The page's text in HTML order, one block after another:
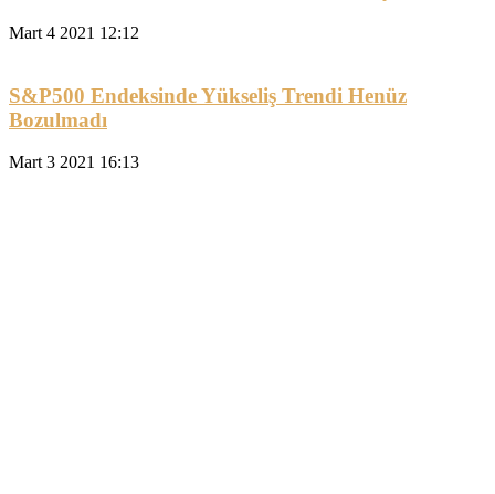
Mart 4 2021 12:12
S&P500 Endeksinde Yükseliş Trendi Henüz
Bozulmadı
Mart 3 2021 16:13